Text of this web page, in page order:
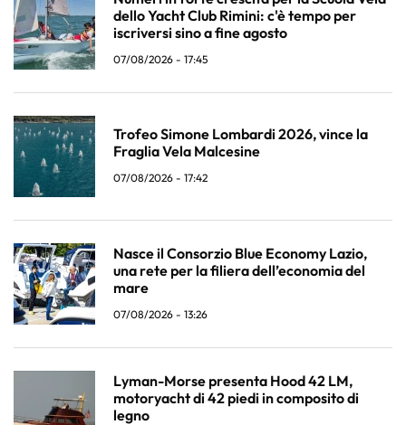
dello Yacht Club Rimini: c'è tempo per
iscriversi sino a fine agosto
07/08/2026 - 17:45
Trofeo Simone Lombardi 2026, vince la
Fraglia Vela Malcesine
07/08/2026 - 17:42
Nasce il Consorzio Blue Economy Lazio,
una rete per la filiera dell’economia del
mare
07/08/2026 - 13:26
Lyman-Morse presenta Hood 42 LM,
motoryacht di 42 piedi in composito di
legno